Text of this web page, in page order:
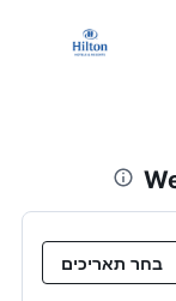
בחר תאריכים